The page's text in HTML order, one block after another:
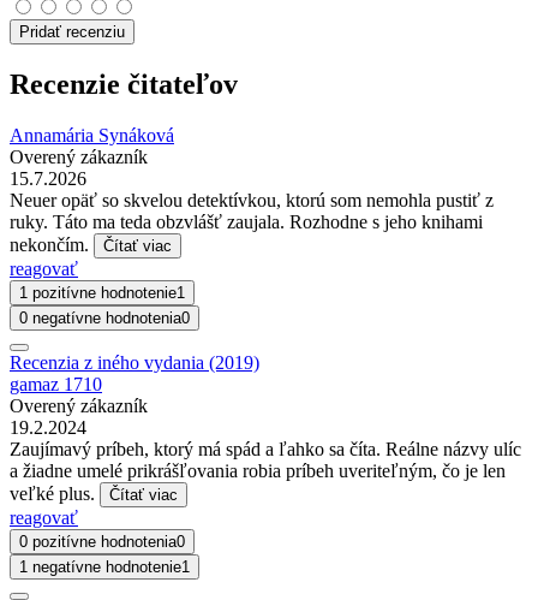
Pridať recenziu
Recenzie čitateľov
Annamária Synáková
Overený zákazník
15.7.2026
Neuer opäť so skvelou detektívkou, ktorú som nemohla pustiť z
ruky. Táto ma teda obzvlášť zaujala. Rozhodne s jeho knihami
nekončím.
Čítať viac
reagovať
1 pozitívne hodnotenie1
0 negatívne hodnotenia0
Recenzia z iného vydania (2019)
gamaz 1710
Overený zákazník
19.2.2024
Zaujímavý príbeh, ktorý má spád a ľahko sa číta. Reálne názvy ulíc
a žiadne umelé prikrášľovania robia príbeh uveriteľným, čo je len
veľké plus.
Čítať viac
reagovať
0 pozitívne hodnotenia0
1 negatívne hodnotenie1